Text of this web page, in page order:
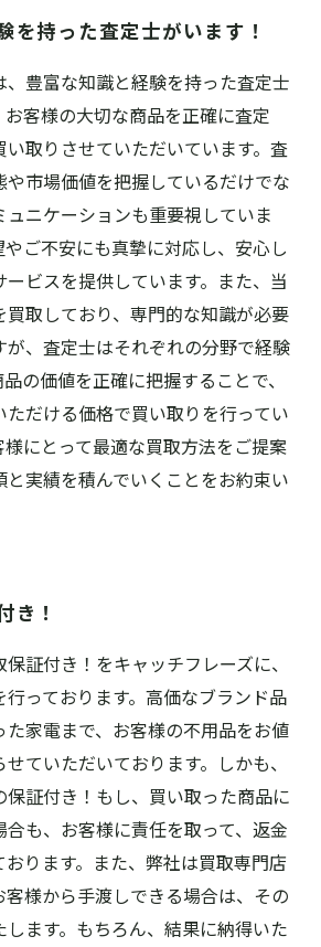
を持った査定士がいます！
豊富な知識と経験を持った査定士
客様の大切な商品を正確に査定
い取りさせていただいています。査
市場価値を把握しているだけでな
ュニケーションも重要視していま
ご不安にも真摯に対応し、安心し
ビスを提供しています。また、当
取しており、専門的な知識が必要
が、査定士はそれぞれの分野で経験
の価値を正確に把握することで、
だける価格で買い取りを行ってい
様にとって最適な買取方法をご提案
と実績を積んでいくことをお約束い
き！
証付き！をキャッチフレーズに、
っております。高価なブランド品
家電まで、お客様の不用品をお値
ていただいております。しかも、
証付き！もし、買い取った商品に
も、お客様に責任を取って、返金
ります。また、弊社は買取専門店
様から手渡しできる場合は、その
ます。もちろん、結果に納得いた